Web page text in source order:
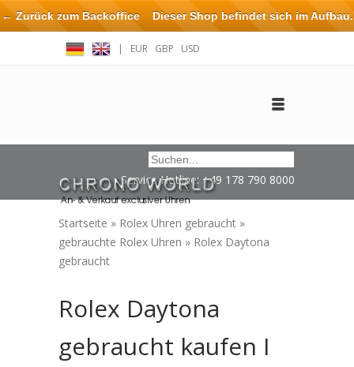
| EUR GBP USD
Service Hotline: +49 178 790 8000
Startseite » Rolex Uhren gebraucht »
gebrauchte Rolex Uhren » Rolex Daytona
gebraucht
Rolex Daytona
gebraucht kaufen I
← Zurück zum BackofficeDieser Shop befindet sich im Aufbau.
Eventuell können nicht alle Bestellungen eingehalten oder erfüllt